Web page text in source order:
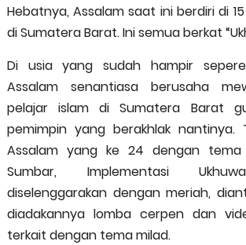
Hebatnya, Assalam saat ini berdiri di
di Sumatera Barat. Ini semua berkat
Di usia yang sudah hampir
Assalam senantiasa berusaha
pelajar islam di Sumatera Barat
pemimpin yang berakhlak nantinya.
Assalam yang ke 24 dengan tema
Sumbar, Implementasi
diselenggarakan dengan meriah,
diadakannya lomba cerpen dan
terkait dengan tema milad.